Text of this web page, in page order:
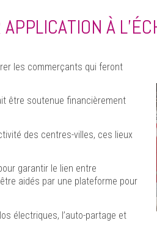
À
les commerçants qui feront
être soutenue financièrement
des centres-villes, ces lieux
garantir le lien entre
aidés par une plateforme pour
électriques, l’auto-partage et